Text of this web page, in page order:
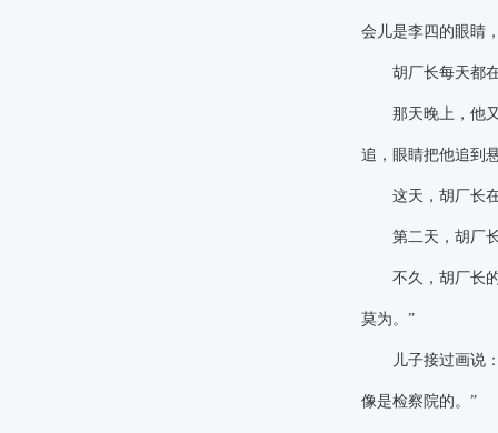
会儿是李四的眼睛
胡厂长每天都在
那天晚上，他又
追，眼睛把他追到
这天，胡厂长在
第二天，胡厂长
不久，胡厂长的
莫为。”
儿子接过画说
像是检察院的。”